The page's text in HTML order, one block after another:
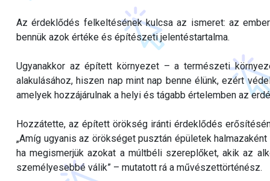
Az érdeklődés felkeltésének kulcsa az ismeret: az
bennük azok értéke és építészeti jelentéstartalma.
Ugyanakkor az épített környezet – a természeti
alakulásához, hiszen nap mint nap benne élünk, ezért
amelyek hozzájárulnak a helyi és tágabb értelemben az
Hozzátette, az épített örökség iránti érdeklődés
„Amíg ugyanis az örökséget pusztán épületek
ha megismerjük azokat a múltbéli szereplőket, akik az
személyesebbé válik” – mutatott rá a művészettörténész.